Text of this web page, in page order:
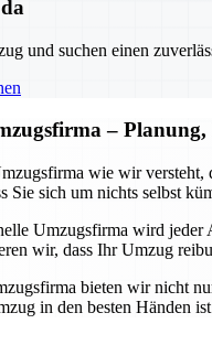
und suchen einen
–
wie wir
Sie sich um nichts selbst
Umzugsfirma wird
wir, dass Ihr Umzug
bieten wir nicht
in den besten Händen